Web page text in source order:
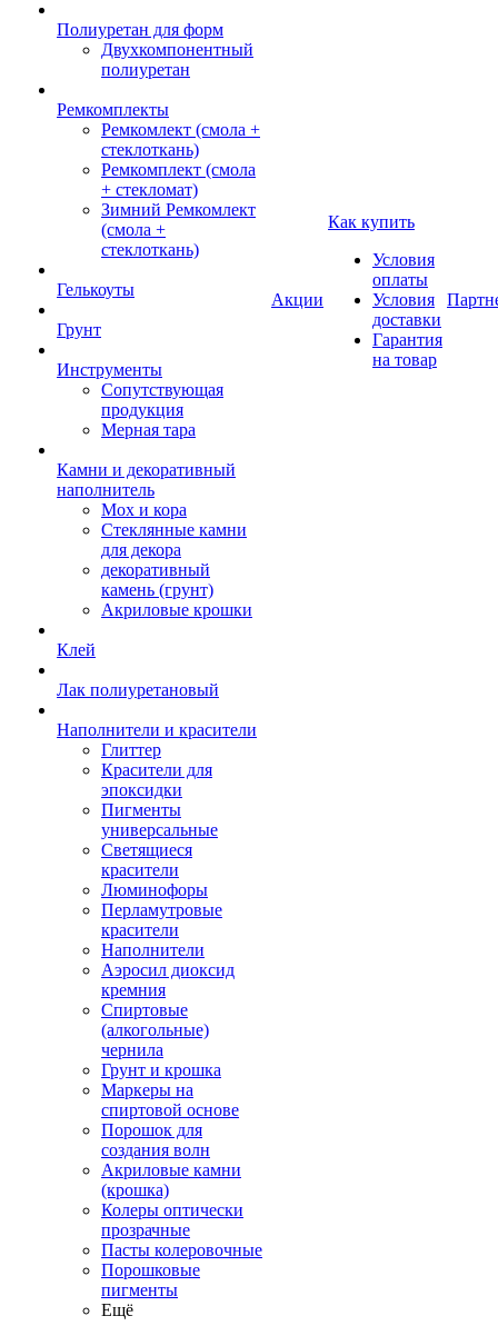
Полиуретан для форм
Двухкомпонентный
полиуретан
Ремкомплекты
Ремкомлект (смола +
стеклоткань)
Ремкомплект (смола
+ стекломат)
Зимний Ремкомлект
(смола +
стеклоткань)
Гелькоуты
Грунт
Инструменты
Сопутствующая
продукция
Мерная тара
Камни и декоративный
наполнитель
Мох и кора
Стеклянные камни
для декора
декоративный
камень (грунт)
Акриловые крошки
Клей
Лак полиуретановый
Наполнители и красители
Глиттер
Красители для
эпоксидки
Пигменты
универсальные
Светящиеся
красители
Люминофоры
Перламутровые
красители
Наполнители
Аэросил диоксид
кремния
Спиртовые
(алкогольные)
чернила
Грунт и крошка
Маркеры на
спиртовой основе
Порошок для
создания волн
Акриловые камни
(крошка)
Колеры оптически
прозрачные
Пасты колеровочные
Порошковые
пигменты
Ещё
Акции
Как купить
Условия
оплаты
Условия
доставки
Гарантия
на товар